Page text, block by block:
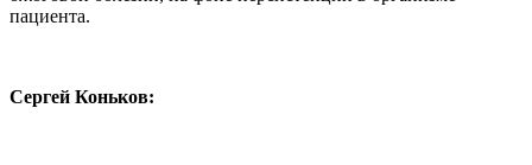
пациента.
Сергей Коньков: